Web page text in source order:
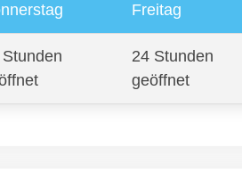
Freitag
24 Stunden
geöffnet